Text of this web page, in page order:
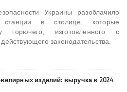
Украины разоблачило
станции в столице, которые
горючего, изготовленного с
законодательства.
изделий: выручка в 2024